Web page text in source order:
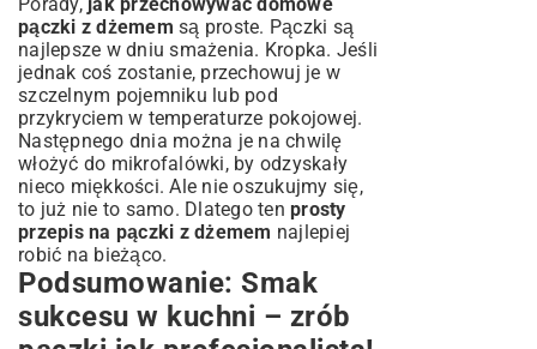
pączki z dżemem są proste. Pączki są
najlepsze w dniu smażenia. Kropka. Jeśli
jednak coś zostanie, przechowuj je w
szczelnym pojemniku lub pod
przykryciem w temperaturze pokojowej.
Następnego dnia można je na chwilę
włożyć do mikrofalówki, by odzyskały
nieco miękkości. Ale nie oszukujmy się,
to już nie to samo. Dlatego ten prosty
przepis na pączki z dżemem najlepiej
robić na bieżąco.
Podsumowanie: Smak
sukcesu w kuchni – zrób